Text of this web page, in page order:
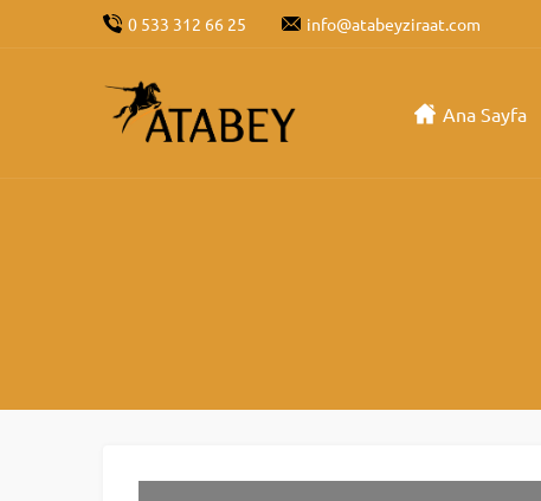
0 533 312 66 25 info@atabeyziraat.com
Ana Sayfa